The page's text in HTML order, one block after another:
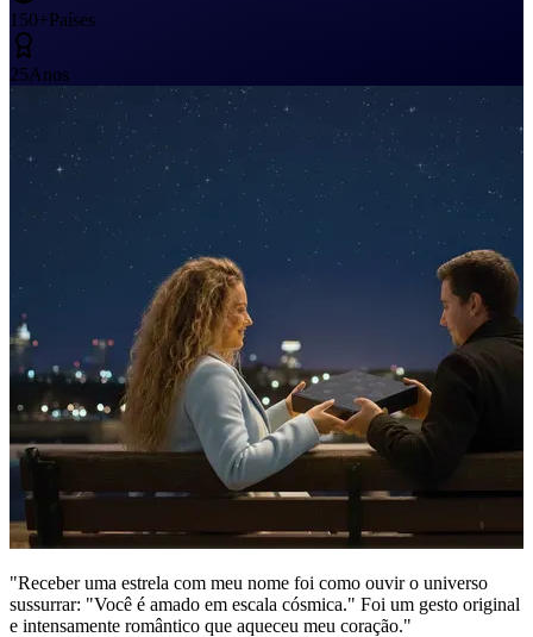
150+Países
25Anos
"Receber uma estrela com meu nome foi como ouvir o universo
sussurrar: "Você é amado em escala cósmica." Foi um gesto original
e intensamente romântico que aqueceu meu coração."